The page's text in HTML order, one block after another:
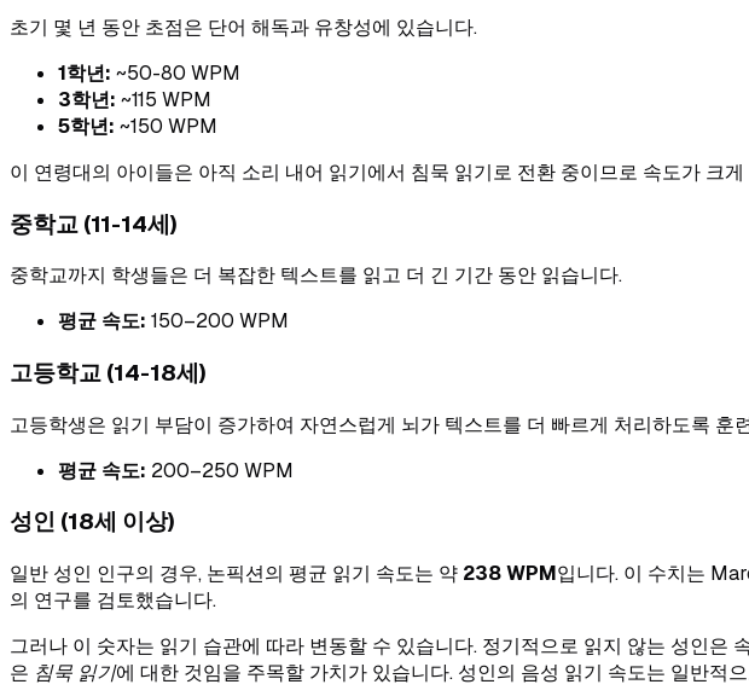
초기 몇 년 동안 초점은 단어 해독과 유창성에 있습니다.
1학년: ~50-80 WPM
3학년: ~115 WPM
5학년: ~150 WPM
이 연령대의 아이들은 아직 소리 내어 읽기에서 침묵 읽기로 전환 중이므로 속도가 크
중학교 (11-14세)
중학교까지 학생들은 더 복잡한 텍스트를 읽고 더 긴 기간 동안 읽습니다.
평균 속도: 150–200 WPM
고등학교 (14-18세)
고등학생은 읽기 부담이 증가하여 자연스럽게 뇌가 텍스트를 더 빠르게 처리하도록 훈
평균 속도: 200–250 WPM
성인 (18세 이상)
일반 성인 인구의 경우, 논픽션의 평균 읽기 속도는 약 238 WPM입니다. 이 수치는
의 연구를 검토했습니다.
그러나 이 숫자는 읽기 습관에 따라 변동할 수 있습니다. 정기적으로 읽지 않는 성인
은 침묵 읽기에 대한 것임을 주목할 가치가 있습니다. 성인의 음성 읽기 속도는 일반